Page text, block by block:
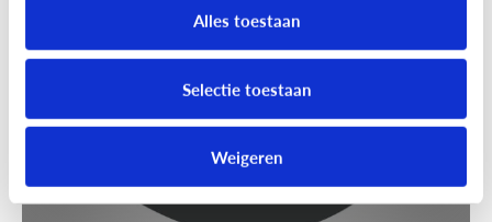
Alles toestaan
Selectie toestaan
Weigeren